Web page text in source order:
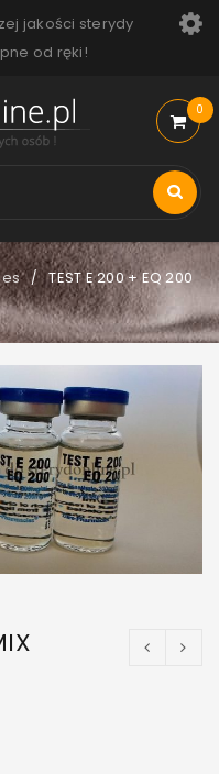
jakości sterydy
od ręki!
0
/
TEST E 200 + EQ 200